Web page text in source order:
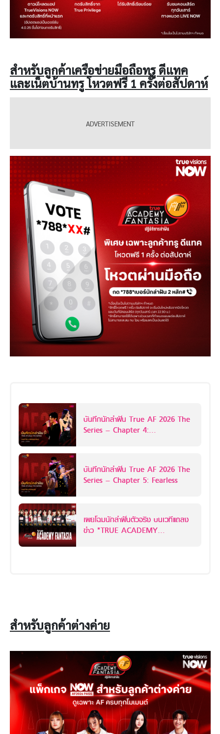
สำหรับลูกค้าเครือข่ายมือถือทรู ดีแทค
และเน็ตบ้านทรู โหวตฟรี 1 ครั้งต่อสัปดาห์
บันทึกนักล่าฝัน True AF 2026 The
Series – Chapter 4:
บันทึกนักล่าฝัน True AF 2026 The
Series – Chapter 5: Fearless
เผยโฉมนักล่าฝันตัวจริง บนเวทีแถลง
ข่าว "TRUE ACADEMY
สำหรับลูกค้าต่างค่าย